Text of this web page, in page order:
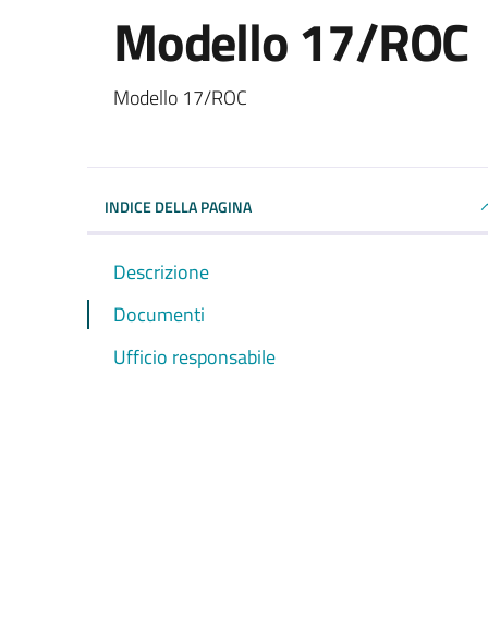
Modello 17/ROC
Dettagli del documento
Modello 17/ROC
INDICE DELLA PAGINA
Descrizione
Documenti
Ufficio responsabile